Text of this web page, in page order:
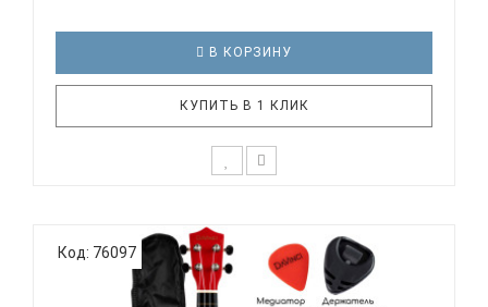
В КОРЗИНУ
КУПИТЬ В 1 КЛИК
PACK для начинающего музыканта - отличный
выбор, если нужен подарок для детей или для
любимой девушки. Стильный и красочный дизайн,
мягкое звучание маленькой гавайской гитары не
Код: 76097